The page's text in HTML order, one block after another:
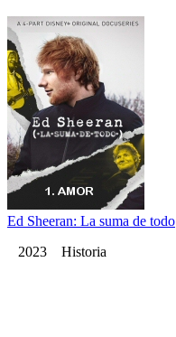
Ed Sheeran: La suma de todo
2023 Historia